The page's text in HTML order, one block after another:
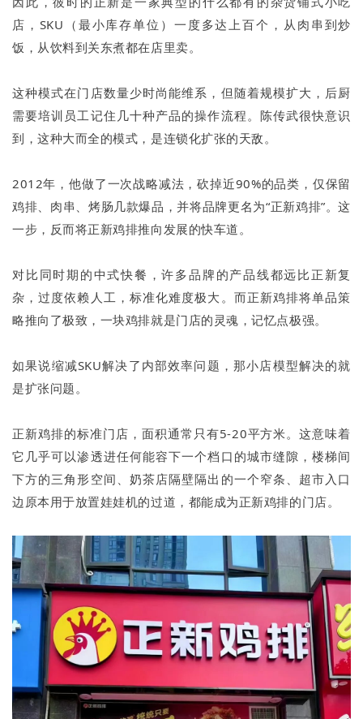
店，SKU（最小库存单位）一度多达上百个，从肉串到炒
饭，从饮料到关东煮都在店里卖。
这种模式在门店数量少时尚能维系，但随着规模扩大，后厨
需要培训员工记住几十种产品的操作流程。陈传武很快意识
到，这种大而全的模式，是连锁化扩张的天敌。
2012年，他做了一次战略减法，砍掉近90%的品类，仅保留
鸡排、肉串、烤肠几款爆品，并将品牌更名为“正新鸡排”。这
一步，反而将正新鸡排推向发展的快车道。
对比同时期的中式快餐，许多品牌的产品线都远比正新复
杂，过度依赖人工，标准化难度极大。而正新鸡排将单品策
略推向了极致，一块鸡排就是门店的灵魂，记忆点极强。
如果说缩减SKU解决了内部效率问题，那小店模型解决的就
是扩张问题。
正新鸡排的标准门店，面积通常只有5-20平方米。这意味着
它几乎可以渗透进任何能容下一个档口的城市缝隙，楼梯间
下方的三角形空间、奶茶店隔壁隔出的一个窄条、超市入口
边原本用于放置娃娃机的过道，都能成为正新鸡排的门店。